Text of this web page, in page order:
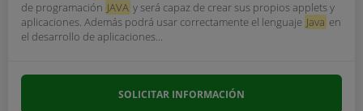
de programación JAVA y será capaz de crear sus propios applets y
aplicaciones. Además podrá usar correctamente el lenguaje Java en
el desarrollo de aplicaciones...
SOLICITAR INFORMACIÓN